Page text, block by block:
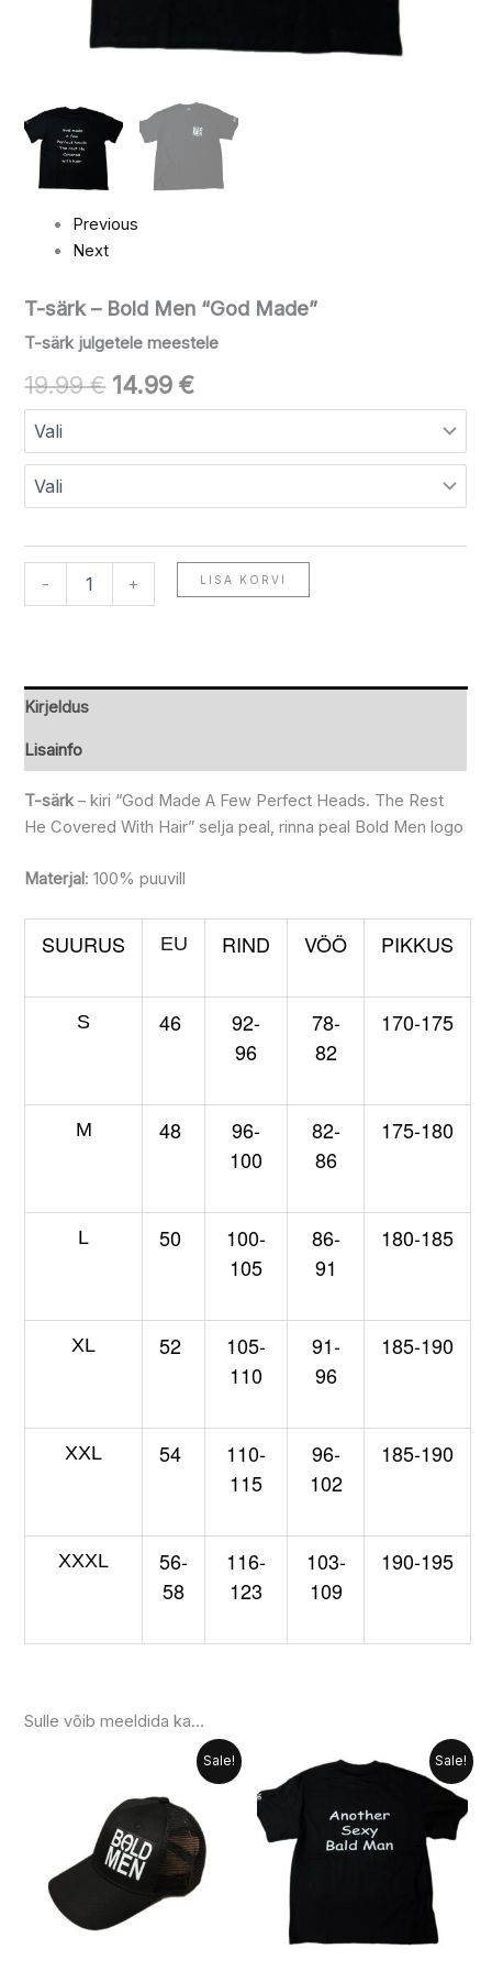
Previous
Next
T-särk – Bold Men “God Made”
T-särk julgetele meestele
19.99€ 14.99€
- + LISA KORVI
Kirjeldus
Lisainfo
T-särk– kiri “God Made A Few Perfect Heads. The Rest
He Covered With Hair” selja peal, rinna peal Bold Men logo
Materjal: 100% puuvill
SUURUS EU RIND VÖÖ PIKKUS
S 46
92-
96
78-
82
170-175
M 48
96-
100
82-
86
175-180
L 50
100-
105
86-
91
180-185
XL 52
105-
110
91-
96
185-190
XXL 54
110-
115
96-
102
185-190
XXXL
56-
58
116-
123
103-
109
190-195
Sulle võib meeldida ka…
Sale!
19.99 €.
Praegune
hind
14.99 €.
Sale!
hind
19.99 €.
Praegune
hind
Sellel
tootel
mitu
varianti.
Valikuid
saab
teha